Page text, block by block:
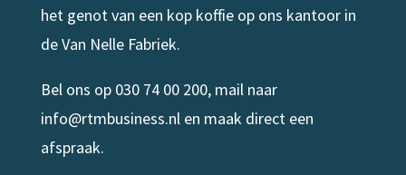
het genot van een kop koffie op ons kantoor in
de Van Nelle Fabriek.
Bel ons op 030 74 00 200, mail naar
info@rtmbusiness.nlen maak direct een
afspraak.